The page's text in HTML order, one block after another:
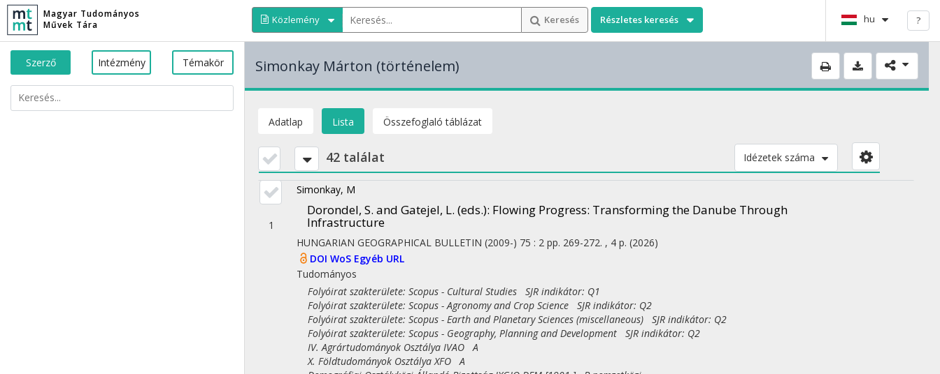
Magyar Tudományos
Művek Tára
Közlemény Keresés Részletes keresés hu ?
Szerző Intézmény Témakör Simonkay Márton (történelem)
Adatlap Lista Összefoglaló táblázat
42 találat Idézetek száma
1
Simonkay, M
Dorondel, S. and Gatejel, L. (eds.): Flowing Progress: Transforming the Danube Through
Infrastructure
HUNGARIAN GEOGRAPHICAL BULLETIN (2009-) 75 : 2 pp. 269-272. , 4 p. (2026)
DOI WoS Egyéb URL
Tudományos
Folyóirat szakterülete: Scopus - Cultural Studies SJR indikátor: Q1
Folyóirat szakterülete: Scopus - Agronomy and Crop Science SJR indikátor: Q2
Folyóirat szakterülete: Scopus - Earth and Planetary Sciences (miscellaneous) SJR indikátor: Q2
Folyóirat szakterülete: Scopus - Geography, Planning and Development SJR indikátor: Q2
IV. Agrártudományok Osztálya IVAO A
X. Földtudományok Osztálya XFO A